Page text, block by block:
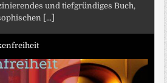
und tiefgründiges Buch,
[...]